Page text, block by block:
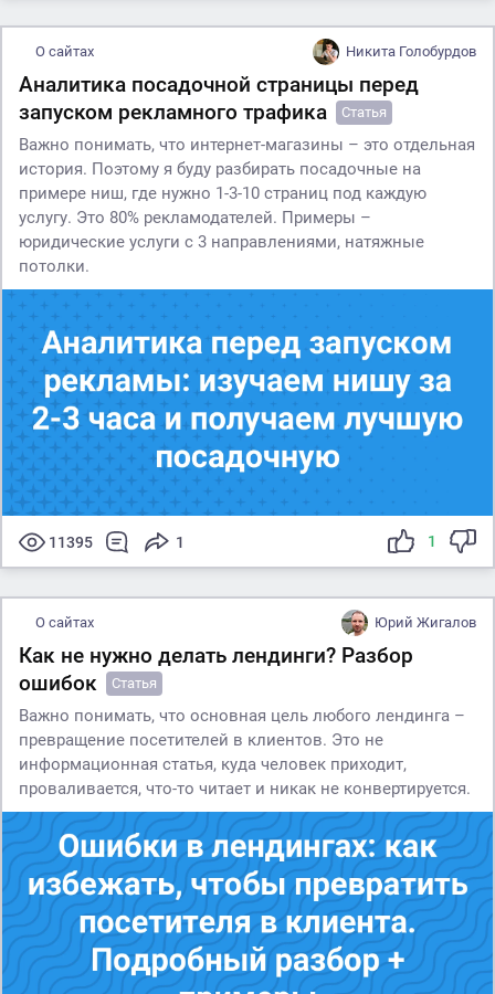
О сайтах Никита Голобурдов
Аналитика посадочной страницы перед
запуском рекламного трафика
Статья
Важно понимать, что интернет-магазины – это отдельная
история. Поэтому я буду разбирать посадочные на
примере ниш, где нужно 1-3-10 страниц под каждую
услугу. Это 80% рекламодателей. Примеры –
юридические услуги с 3 направлениями, натяжные
потолки.
11395 1 1
О сайтах Юрий Жигалов
Как не нужно делать лендинги? Разбор
ошибок
Статья
Важно понимать, что основная цель любого лендинга –
превращение посетителей в клиентов. Это не
информационная статья, куда человек приходит,
проваливается, что-то читает и никак не конвертируется.